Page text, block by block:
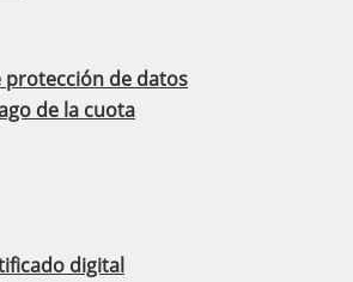
protección de datos
de la cuota
digital